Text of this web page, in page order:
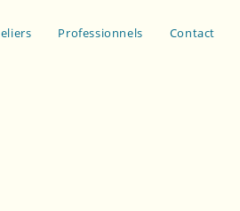
Professionnels Contact